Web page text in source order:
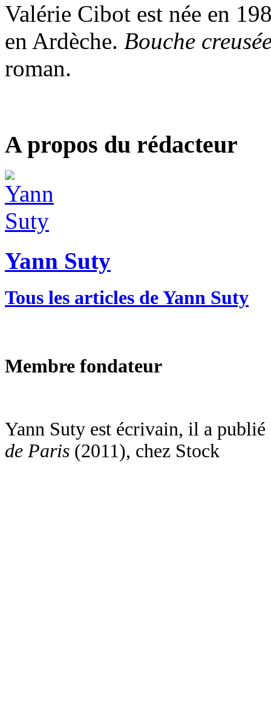
Valérie Cibot est née en
en Ardèche. Bouche
roman.
A propos du rédacteur
Yann Suty
Tous les articles de Yann Suty
Membre fondateur
Yann Suty est écrivain, il a publié
de Paris (2011), chez Stock